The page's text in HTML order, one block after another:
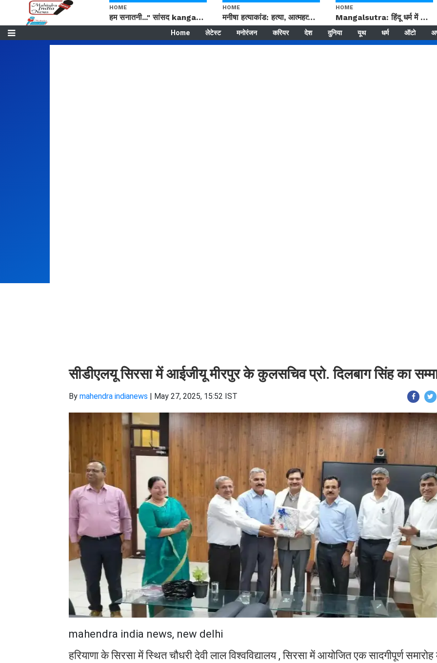
HOME
हम सनातनी..." सांसद kangana Ranaut से क्या बोली लड़की? Viral Jantar-Mantar | CJP protest
HOME
मनीषा हत्याकांड: हत्या, आत्महत्या या कोई बड़ा राज? | Full Story | Josh Haryana
HOME
Mangalsutra: हिंदू धर्म में शादी के बाद मंगलसूत्र क्यों पहनती है महिलाएं, किसने शुरु की ये परंपरा
Home लेटेस्ट मनोरंजन करियर देश दुनिया यूथ धर्म ऑटो
सीडीएलयू सिरसा में आईजीयू मीरपुर के कुलसचिव प्रो. दिलबाग सिंह का
By mahendra indianews | May 27, 2025, 15:52 IST
mahendra india news, new delhi
हरियाणा के सिरसा में स्थित चौधरी देवी लाल विश्वविद्यालय , सिरसा में आयोजित एक सादगीपूर्ण समारोह